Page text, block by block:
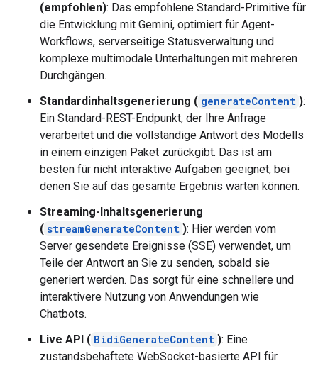
(empfohlen): Das empfohlene Standard-Primitive für
die Entwicklung mit Gemini, optimiert für Agent-
Workflows, serverseitige Statusverwaltung und
komplexe multimodale Unterhaltungen mit mehreren
Durchgängen.
Standardinhaltsgenerierung ( generateContent ):
Ein Standard-REST-Endpunkt, der Ihre Anfrage
verarbeitet und die vollständige Antwort des Modells
in einem einzigen Paket zurückgibt. Das ist am
besten für nicht interaktive Aufgaben geeignet, bei
denen Sie auf das gesamte Ergebnis warten können.
Streaming-Inhaltsgenerierung
( streamGenerateContent ): Hier werden vom
Server gesendete Ereignisse (SSE) verwendet, um
Teile der Antwort an Sie zu senden, sobald sie
generiert werden. Das sorgt für eine schnellere und
interaktivere Nutzung von Anwendungen wie
Chatbots.
Live API ( BidiGenerateContent ): Eine
zustandsbehaftete WebSocket-basierte API für